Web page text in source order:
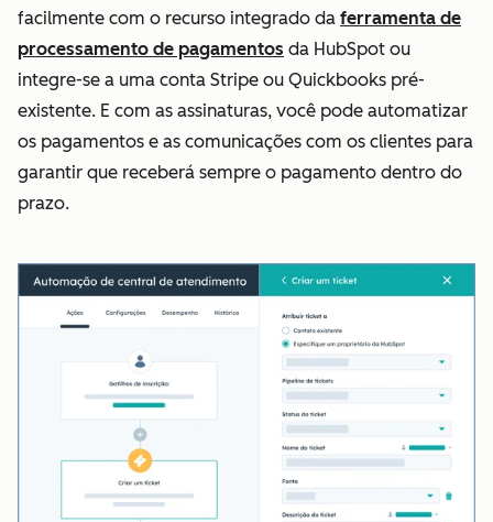
facilmente com o recurso integrado da ferramenta de
processamento de pagamentos da HubSpot ou
integre-se a uma conta Stripe ou Quickbooks pré-
existente. E com as assinaturas, você pode automatizar
os pagamentos e as comunicações com os clientes para
garantir que receberá sempre o pagamento dentro do
prazo.